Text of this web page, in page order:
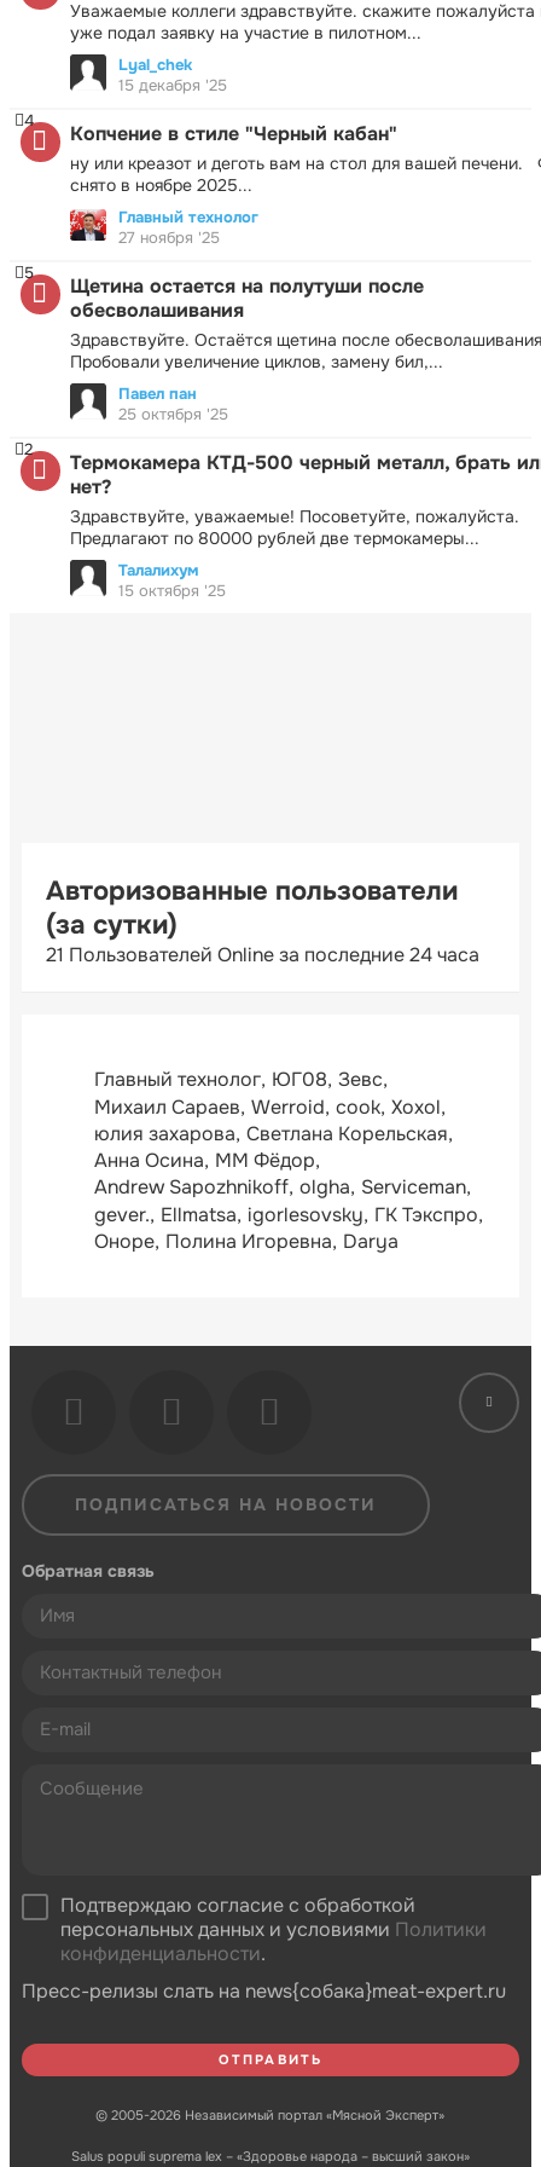
Уважаемые коллеги здравствуйте. скажите пожалуйста
уже подал заявку на участие в пилотном...
Lyal_chek
15 декабря '25
Копчение в стиле "Черный кабан"
ну или креазот и деготь вам на стол для вашей печени.
снято в ноябре 2025...
4
Главный технолог
27 ноября '25
Щетина остается на полутуши после
обесволашивания
Здравствуйте. Остаётся щетина после
Пробовали увеличение циклов, замену бил,...
5
Павел пан
25 октября '25
Термокамера КТД-500 черный металл, брать
нет?
Здравствуйте, уважаемые! Посоветуйте, пожалуйста.
Предлагают по 80000 рублей две термокамеры...
2
Талалихум
15 октября '25
Авторизованные пользователи
(за сутки)
21 Пользователей Online за последние 24 часа
Главный технолог ЮГ08 Зевс
Михаил Сараев Werroid cook Xoxol
юлия захарова Светлана Корельская
Анна Осина ММ Фёдор
Andrew Sapozhnikoff olgha Serviceman
gever. Ellmatsa igorlesovsky ГК Тэкспро
Оноре Полина Игоревна Darya
ПОДПИСАТЬСЯ НА НОВОСТИ
Обратная связь
Подтверждаю согласие с обработкой
персональных данных и условиями Политики
конфиденциальности.
Пресс-релизы слать на news{собака}meat-expert.ru
© 2005-2026 Независимый портал «Мясной Эксперт»
Salus populi suprema lex – «Здоровье народа – высший закон»